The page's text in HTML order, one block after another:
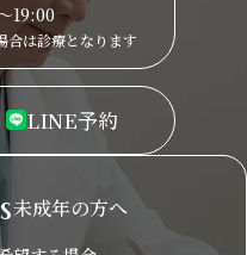
19:00
合は診療となります
LINE予約
未成年の方へ